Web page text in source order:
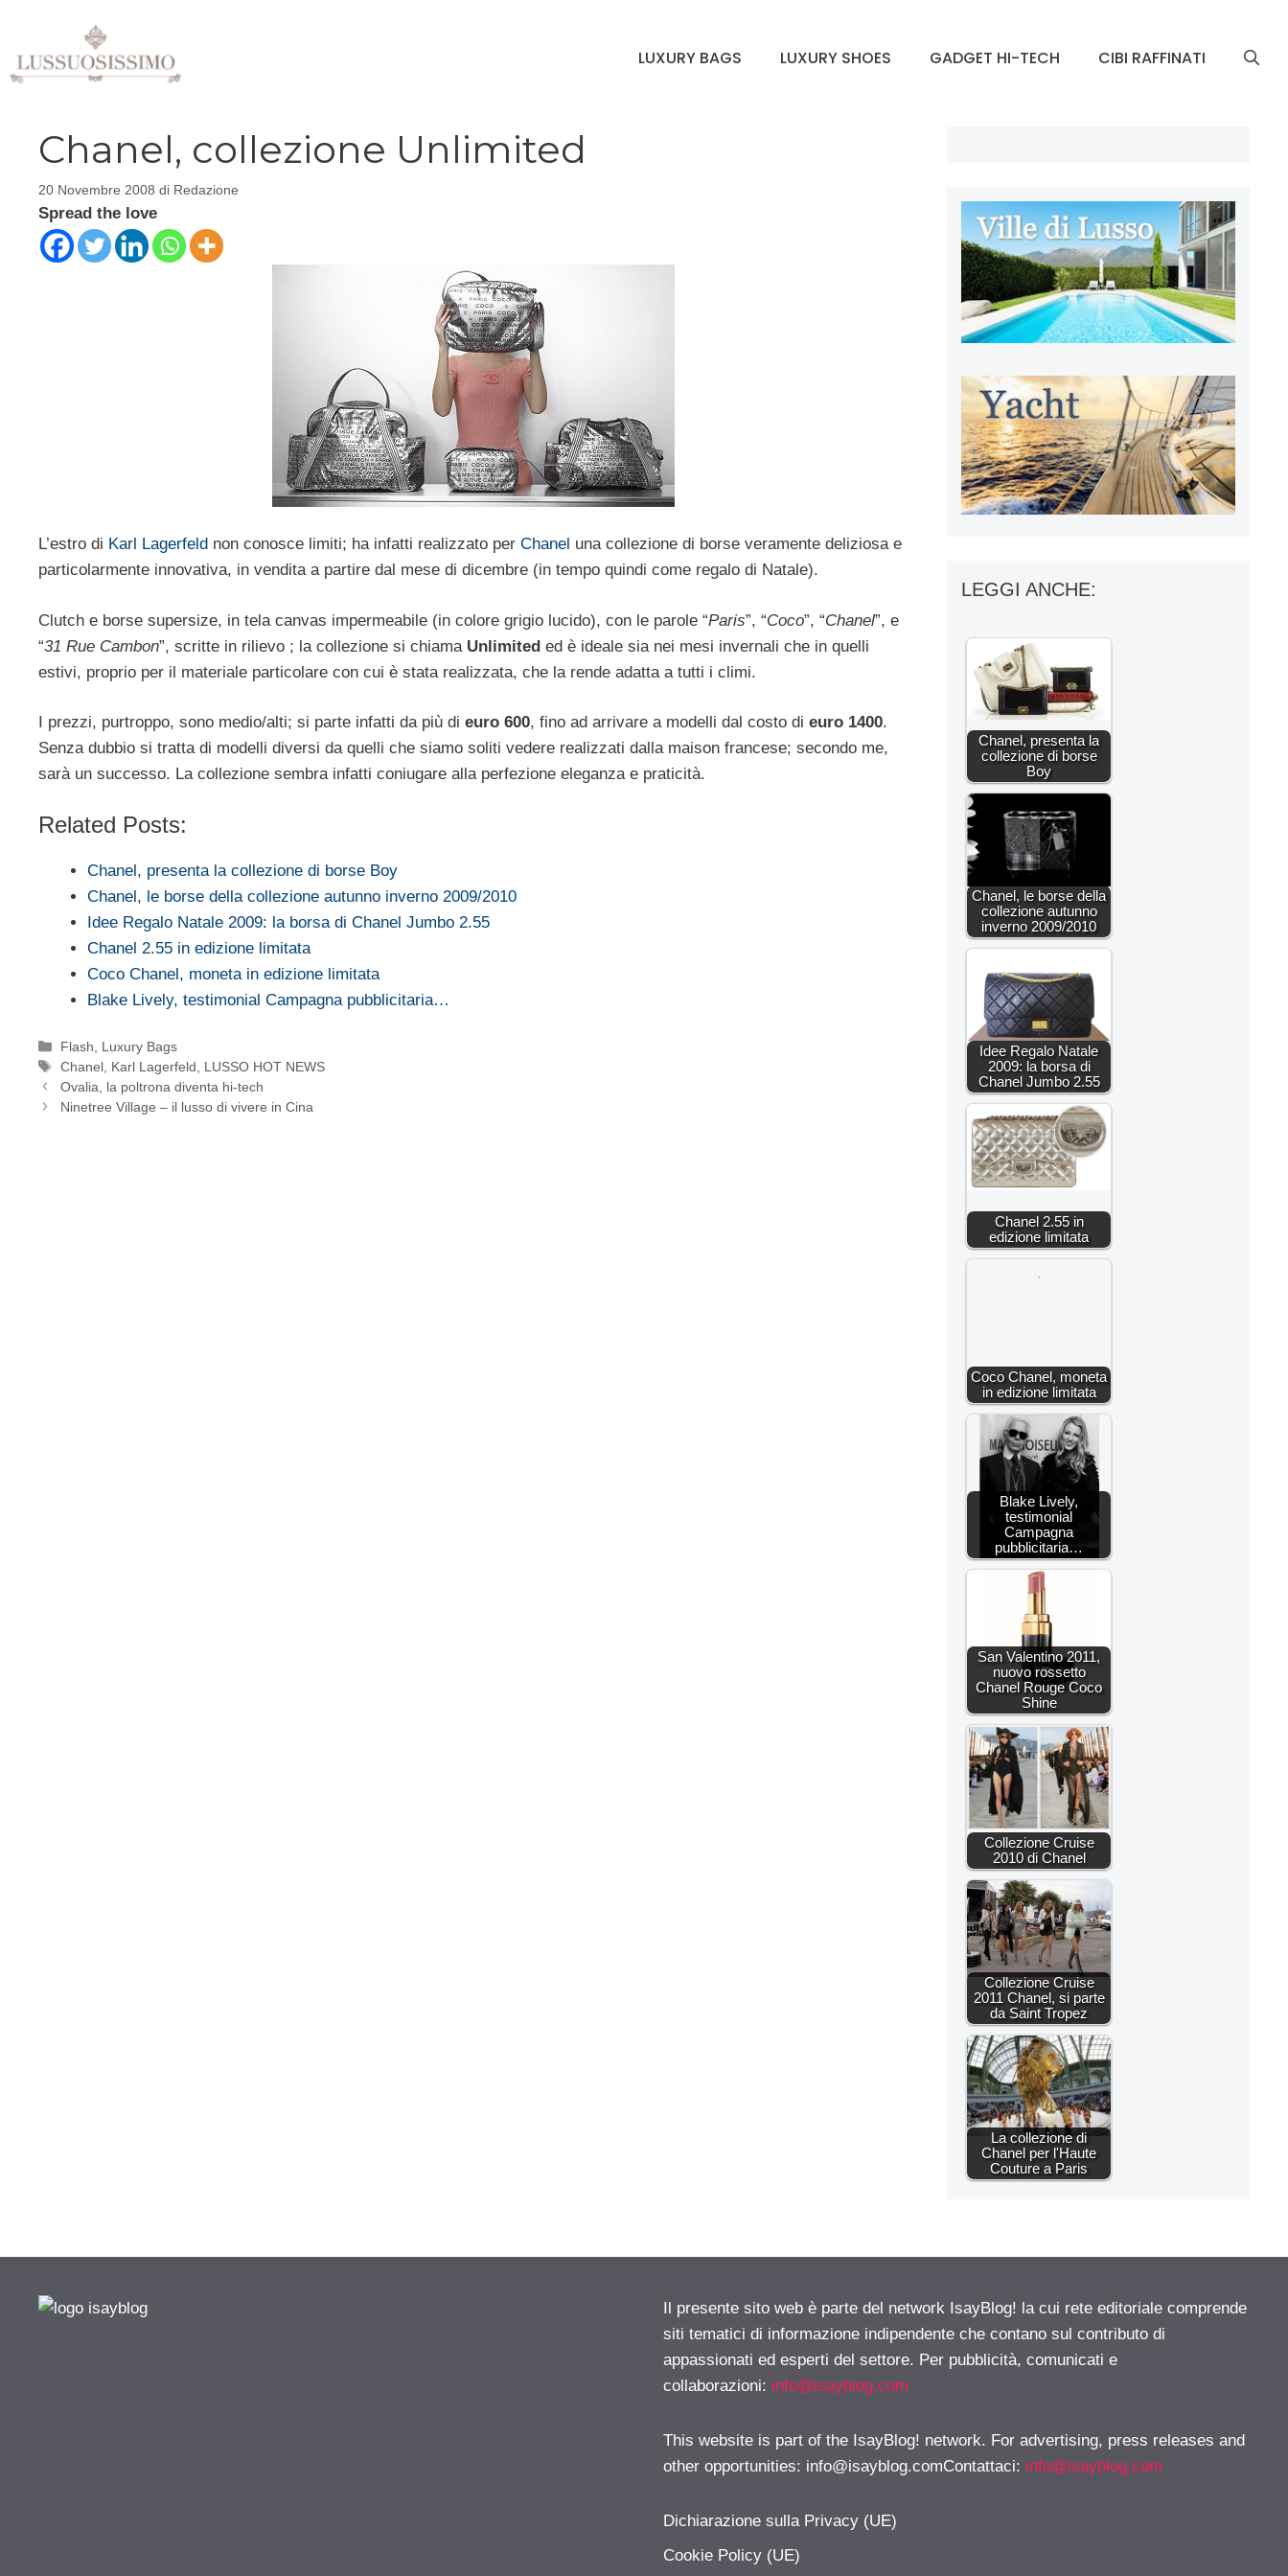
contenuto
LUXURY BAGS LUXURY SHOES GADGET HI-TECH CIBI RAFFINATI
Chanel, collezione Unlimited
20 Novembre 2008 di Redazione
Spread the love
L’estro di Karl Lagerfeld non conosce limiti; ha infatti realizzato per Chanel una collezione di borse veramente deliziosa e
particolarmente innovativa, in vendita a partire dal mese di dicembre (in tempo quindi come regalo di Natale).
Clutch e borse supersize, in tela canvas impermeabile (in colore grigio lucido), con le parole “Paris”, “Coco”, “Chanel”, e
“31 Rue Cambon”, scritte in rilievo ; la collezione si chiama Unlimited ed è ideale sia nei mesi invernali che in quelli
estivi, proprio per il materiale particolare con cui è stata realizzata, che la rende adatta a tutti i climi.
I prezzi, purtroppo, sono medio/alti; si parte infatti da più di euro 600, fino ad arrivare a modelli dal costo di euro 1400.
Senza dubbio si tratta di modelli diversi da quelli che siamo soliti vedere realizzati dalla maison francese; secondo me,
sarà un successo. La collezione sembra infatti coniugare alla perfezione eleganza e praticità.
Related Posts:
Chanel, presenta la collezione di borse Boy
Chanel, le borse della collezione autunno inverno 2009/2010
Idee Regalo Natale 2009: la borsa di Chanel Jumbo 2.55
Chanel 2.55 in edizione limitata
Coco Chanel, moneta in edizione limitata
Blake Lively, testimonial Campagna pubblicitaria…
Categorie
Flash
Luxury Bags
Tag
Chanel Karl Lagerfeld
LUSSO HOT NEWS
Ovalia, la poltrona diventa hi-tech
Ninetree Village – il lusso di vivere in Cina
LEGGI ANCHE:
Chanel, presenta la
collezione di borse
Boy
Chanel, le borse della
collezione autunno
inverno 2009/2010
Idee Regalo Natale
2009: la borsa di
Chanel Jumbo 2.55
Chanel 2.55 in
edizione limitata
Coco Chanel, moneta
in edizione limitata
Blake Lively,
testimonial
Campagna
pubblicitaria…
San Valentino 2011,
nuovo rossetto
Chanel Rouge Coco
Shine
Collezione Cruise
2010 di Chanel
Collezione Cruise
2011 Chanel, si parte
da Saint Tropez
La collezione di
Chanel per l'Haute
Couture a Paris
Il presente sito web è parte del network IsayBlog! la cui rete editoriale comprende
siti tematici di informazione indipendente che contano sul contributo di
appassionati ed esperti del settore. Per pubblicità, comunicati e
collaborazioni: info@isayblog.com
This website is part of the IsayBlog! network. For advertising, press releases and
other opportunities: info@isayblog.comContattaci: info@isayblog.com
Dichiarazione sulla Privacy (UE)
Cookie Policy (UE)